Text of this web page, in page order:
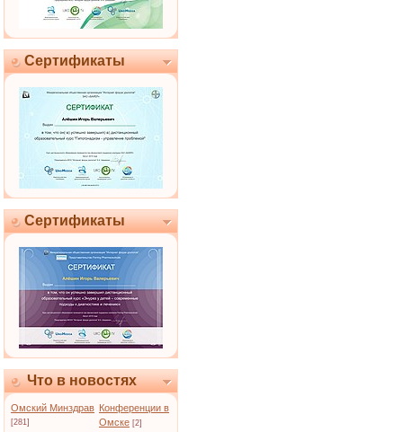
Сертификаты
Сертификаты
Что в новостях
Омский Минздрав
[281]
Конференции в
Омске [2]